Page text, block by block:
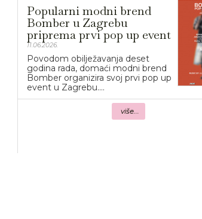
Popularni modni brend
Bomber u Zagrebu
priprema prvi pop up event
11.06.2026.
Povodom obilježavanja deset
godina rada, domaći modni brend
Bomber organizira svoj prvi pop up
event u Zagrebu....
više...